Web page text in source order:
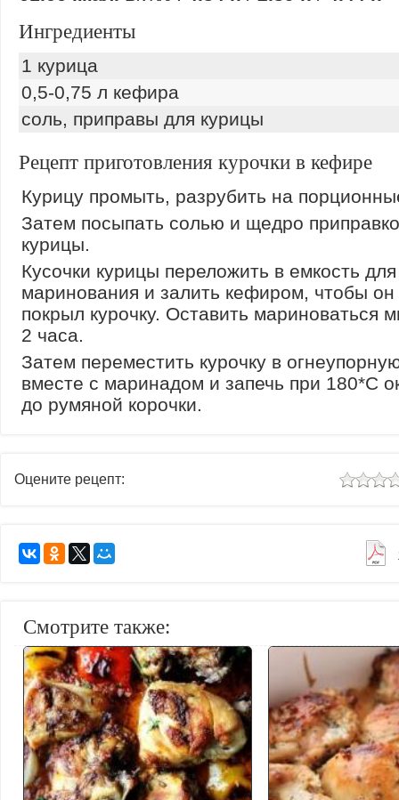
Ингредиенты
1 курица
0,5-0,75 л кефира
соль, приправы для курицы
Рецепт приготовления курочки в кефире
Курицу промыть, разрубить на
Затем посыпать солью и щедро
курицы.
Кусочки курицы переложить в емкость для
маринования и залить кефиром, чтобы
покрыл курочку. Оставить мариноваться
2 часа.
Затем переместить курочку в
вместе с маринадом и запечь при 180*С
до румяной корочки.
Оцените рецепт:
Смотрите также: